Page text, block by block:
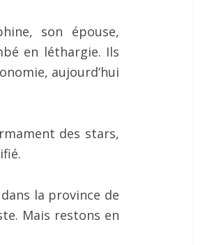
son épouse,
en léthargie. Ils
aujourd’hui
des stars,
la province de
Mais restons en